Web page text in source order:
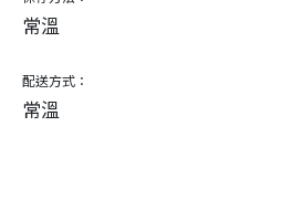
常溫
配送方式：
常溫